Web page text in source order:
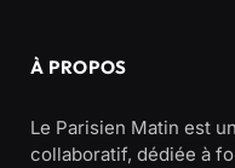
À PROPOS
Le Parisien Matin est
collaboratif, dédiée à